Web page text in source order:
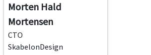
Morten Hald
Mortensen
CTO
SkabelonDesign